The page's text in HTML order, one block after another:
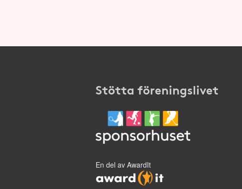
Stötta föreningslivet
En del av AwardIt